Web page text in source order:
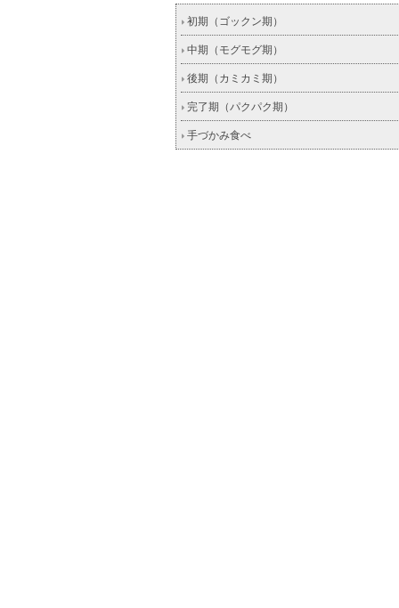
初期（ゴックン期）
中期（モグモグ期）
後期（カミカミ期）
完了期（パクパク期）
手づかみ食べ